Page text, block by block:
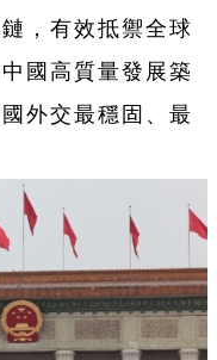
，有效抵禦全球
國高質量發展築
外交最穩固、最